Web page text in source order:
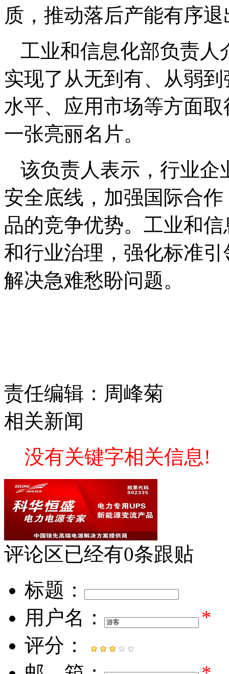
质，推动落后产能有序
工业和信息化部负责人
实现了从无到有、从弱
水平、应用市场等方面
一张亮丽名片。
该负责人表示，行业企
安全底线，加强国际合
品的竞争优势。工业和
和行业治理，强化标准
解决急难愁盼问题。
责任编辑：周峰菊
相关新闻
没有关键字相关信息!
评论区已经有0条跟贴
标题：
用户名：
*
评分：